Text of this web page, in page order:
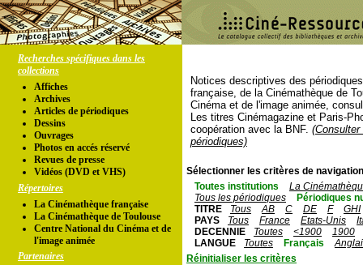
Recherches spécifiques dans les
collections
Affiches
Archives
Articles de périodiques
Dessins
Ouvrages
Photos en accés réservé
Revues de presse
Vidéos (DVD et VHS)
Répertoires
La Cinémathèque française
La Cinémathèque de Toulouse
Centre National du Cinéma et de
l'image animée
Partenaires
Notices descriptives des
française, de la Cinémathèque de
Cinéma et de l'image animée,
Les titres Cinémagazine et Paris-
coopération avec la BNF.
périodiques)
Sélectionner les critères de
Toutes institutions
La
Tous les périodiques
Périodiques
TITRE
Tous AB C DE F
GHI
PAYS
Tous France Etats-Unis
DECENNIE
Toutes <1900
1900
LANGUE
Toutes Français
Réinitialiser les critères